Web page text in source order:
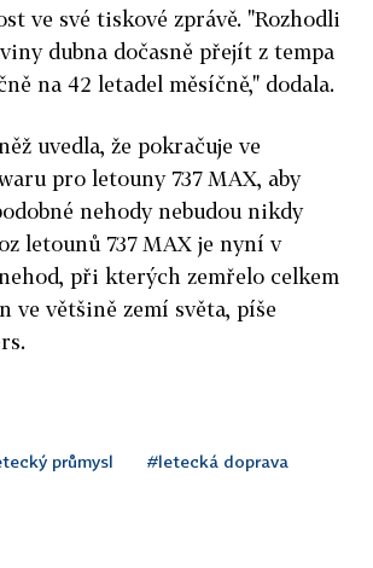
ve své tiskové zprávě. "Rozhodli
dubna dočasně přejít z tempa
na 42 letadel měsíčně," dodala.
uvedla, že pokračuje ve
pro letouny 737 MAX, aby
nehody nebudou nikdy
letounů 737 MAX je nyní v
při kterých zemřelo celkem
ve většině zemí světa, píše
průmysl #letecká doprava